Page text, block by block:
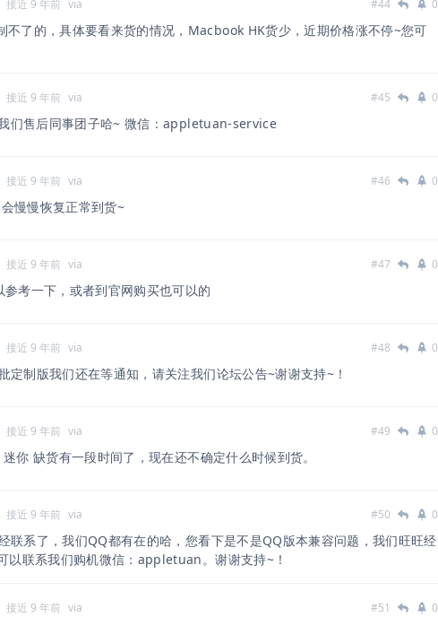
接近 9 年前 via #44 0
不了的，具体要看来货的情况，Macbook HK货少，近期价格涨不停~您可
接近 9 年前 via #45 0
们售后同事团子哈~ 微信：appletuan-service
接近 9 年前 via #46 0
慢慢恢复正常到货~
接近 9 年前 via #47 0
参考一下，或者到官网购买也可以的
接近 9 年前 via #48 0
定制版我们还在等通知，请关注我们论坛公告~谢谢支持~！
接近 9 年前 via #49 0
迷你 缺货有一段时间了，现在还不确定什么时候到货。
接近 9 年前 via #50 0
联系了，我们QQ都有在的哈，您看下是不是QQ版本兼容问题，我们旺旺经
以联系我们购机微信：appletuan。谢谢支持~！
接近 9 年前 via #51 0